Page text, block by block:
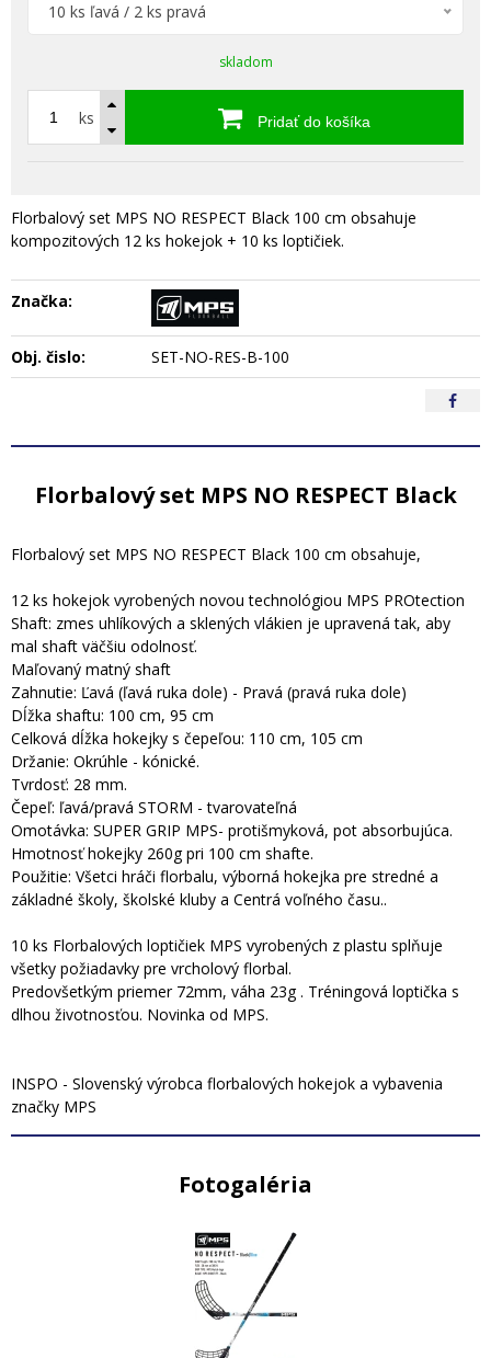
10 ks ľavá / 2 ks pravá
skladom
ks Pridať do košíka
Florbalový set MPS NO RESPECT Black 100 cm obsahuje
kompozitových 12 ks hokejok + 10 ks loptičiek.
Značka:
Obj. čislo: SET-NO-RES-B-100
Florbalový set MPS NO RESPECT Black
Florbalový set MPS NO RESPECT Black 100 cm obsahuje,
12 ks hokejok vyrobených novou technológiou MPS PROtection
Shaft: zmes uhlíkových a sklených vlákien je upravená tak, aby
mal shaft väčšiu odolnosť.
Maľovaný matný shaft
Zahnutie: Ľavá (ľavá ruka dole) - Pravá (pravá ruka dole)
Dĺžka shaftu: 100 cm, 95 cm
Celková dĺžka hokejky s čepeľou: 110 cm, 105 cm
Držanie: Okrúhle - kónické.
Tvrdosť: 28 mm.
Čepeľ: ľavá/pravá STORM - tvarovateľná
Omotávka: SUPER GRIP MPS- protišmyková, pot absorbujúca.
Hmotnosť hokejky 260g pri 100 cm shafte.
Použitie: Všetci hráči florbalu, výborná hokejka pre stredné a
základné školy, školské kluby a Centrá voľného času..
10 ks Florbalových loptičiek MPS vyrobených z plastu splňuje
všetky požiadavky pre vrcholový florbal.
Predovšetkým priemer 72mm, váha 23g . Tréningová loptička s
dlhou životnosťou. Novinka od MPS.
INSPO - Slovenský výrobca florbalových hokejok a vybavenia
značky MPS
Fotogaléria